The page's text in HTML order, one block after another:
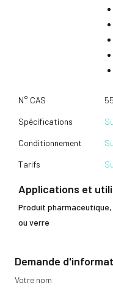
N° CAS
Spécifications
Conditionnement
Tarifs
Applications et
Produit
ou verre
Demande
Votre nom